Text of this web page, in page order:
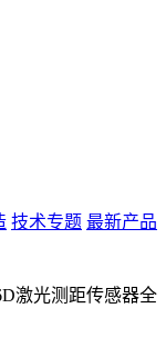
技术专题 最新产品
激光测距传感器全